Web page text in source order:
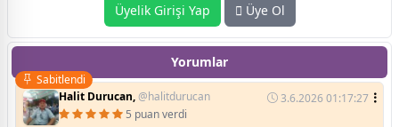
Üyelik Girişi Yap Üye Ol
Yorumlar
Sabitlendi
Halit Durucan,@halitdurucan
3.6.2026 01:17:27
5 puan verdi